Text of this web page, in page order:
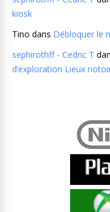
kiosk
Tino dans Débloquer le
sephirothff - Cedric T
d’exploration Lieux